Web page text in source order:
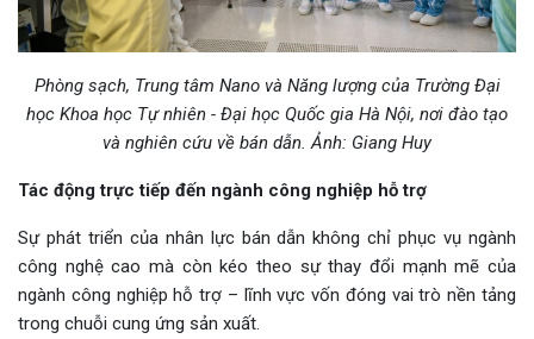
Phòng sạch, Trung tâm Nano và Năng lượng của Trường Đại
học Khoa học Tự nhiên - Đại học Quốc gia Hà Nội, nơi đào tạo
và nghiên cứu về bán dẫn. Ảnh: Giang Huy
Tác động trực tiếp đến ngành công nghiệp hỗ trợ
Sự phát triển của nhân lực bán dẫn không chỉ phục vụ ngành
công nghệ cao mà còn kéo theo sự thay đổi mạnh mẽ của
ngành công nghiệp hỗ trợ – lĩnh vực vốn đóng vai trò nền tảng
trong chuỗi cung ứng sản xuất.